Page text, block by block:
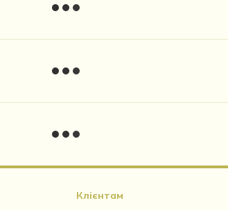
Клієнтам